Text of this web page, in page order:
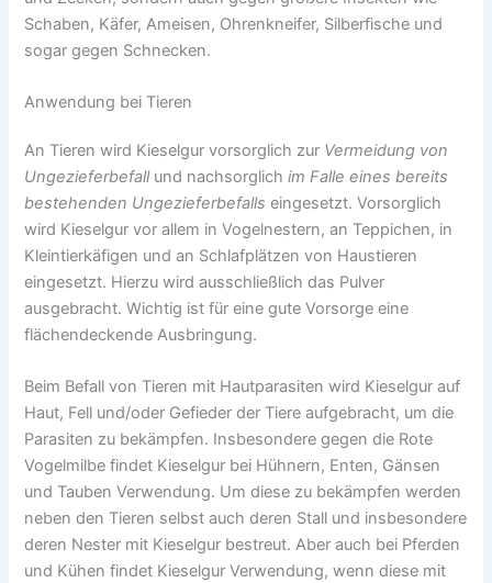
Schaben, Käfer, Ameisen, Ohrenkneifer, Silberfische und
sogar gegen Schnecken.
Anwendung bei Tieren
An Tieren wird Kieselgur vorsorglich zur Vermeidung von
Ungezieferbefallund nachsorglichim Falle eines bereits
bestehenden Ungezieferbefalls eingesetzt. Vorsorglich
wird Kieselgur vor allem in Vogelnestern, an Teppichen, in
Kleintierkäfigen und an Schlafplätzen von Haustieren
eingesetzt. Hierzu wird ausschließlich das Pulver
ausgebracht. Wichtig ist für eine gute Vorsorge eine
flächendeckende Ausbringung.
Beim Befall von Tieren mit Hautparasiten wird Kieselgur auf
Haut, Fell und/oder Gefieder der Tiere aufgebracht, um die
Parasiten zu bekämpfen. Insbesondere gegen die Rote
Vogelmilbe findet Kieselgur bei Hühnern, Enten, Gänsen
und Tauben Verwendung. Um diese zu bekämpfen werden
neben den Tieren selbst auch deren Stall und insbesondere
deren Nester mit Kieselgur bestreut. Aber auch bei Pferden
und Kühen findet Kieselgur Verwendung, wenn diese mit